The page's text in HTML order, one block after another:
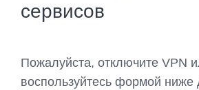
сервисов
Пожалуйста, отключите VPN
воспользуйтесь формой ниже